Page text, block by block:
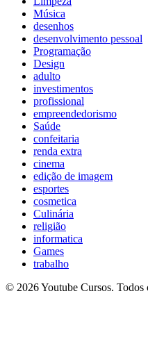
Música
desenhos
desenvolvimento pessoal
Programação
Design
adulto
investimentos
profissional
empreendedorismo
Saúde
confeitaria
renda extra
cinema
edição de imagem
esportes
cosmetica
Culinária
religião
informatica
Games
trabalho
© 2026 Youtube Cursos. Todos